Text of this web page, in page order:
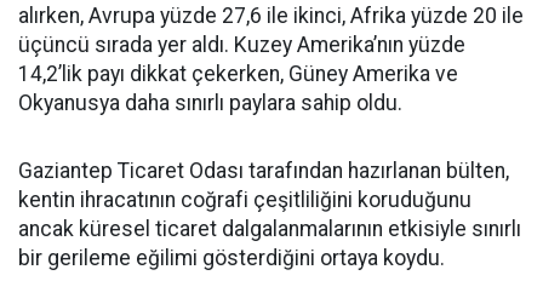
alırken, Avrupa yüzde 27,6 ile ikinci, Afrika yüzde 20 ile
üçüncü sırada yer aldı. Kuzey Amerika’nın yüzde
14,2’lik payı dikkat çekerken, Güney Amerika ve
Okyanusya daha sınırlı paylara sahip oldu.
Gaziantep Ticaret Odası tarafından hazırlanan bülten,
kentin ihracatının coğrafi çeşitliliğini koruduğunu
ancak küresel ticaret dalgalanmalarının etkisiyle sınırlı
bir gerileme eğilimi gösterdiğini ortaya koydu.